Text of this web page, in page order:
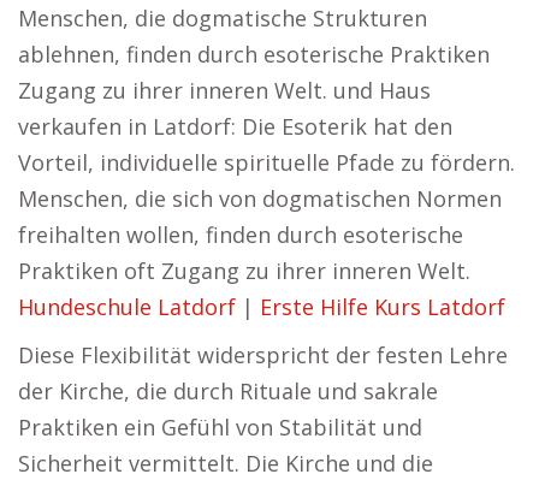
Menschen, die dogmatische Strukturen
ablehnen, finden durch esoterische Praktiken
Zugang zu ihrer inneren Welt. und Haus
verkaufen in Latdorf: Die Esoterik hat den
Vorteil, individuelle spirituelle Pfade zu fördern.
Menschen, die sich von dogmatischen Normen
freihalten wollen, finden durch esoterische
Praktiken oft Zugang zu ihrer inneren Welt.
Hundeschule Latdorf | Erste Hilfe Kurs Latdorf
Diese Flexibilität widerspricht der festen Lehre
der Kirche, die durch Rituale und sakrale
Praktiken ein Gefühl von Stabilität und
Sicherheit vermittelt. Die Kirche und die